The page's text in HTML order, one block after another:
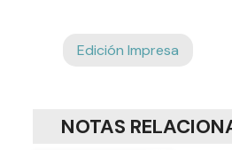
Edición Impresa
NOTAS